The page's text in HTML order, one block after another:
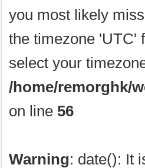
you most likely
the timezone 'UTC'
select your
/home/remorghk/
on line 56
Warning: date(): It